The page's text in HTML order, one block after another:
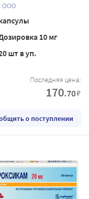
ООО
10 мг
шт в уп.
Последняя цена:
170.70₽
о поступлении